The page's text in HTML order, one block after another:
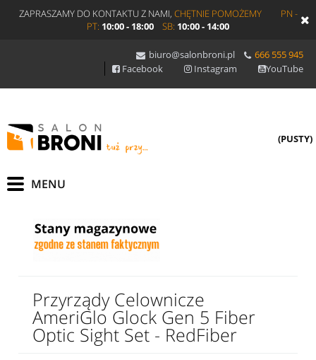
ZAPRASZAMY DO KONTAKTU Z NAMI, CHĘTNIE POMOŻEMY
PN -
PT: 10:00 - 18:00 SB: 10:00 - 14:00
biuro@salonbroni.pl
666 555 945
Facebook
Instagram YouTube
(PUSTY)
Przyrządy Celownicze
AmeriGlo Glock Gen 5 Fiber
Optic Sight Set - RedFiber